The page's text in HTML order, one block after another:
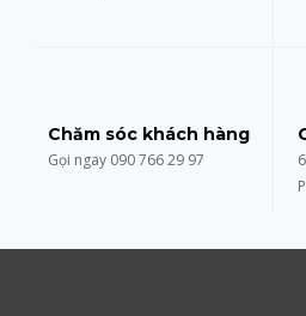
Chăm sóc khách hàng
Gọi ngay 090 766 29 97